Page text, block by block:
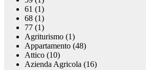
61 (1)
68 (1)
77 (1)
Agriturismo (1)
Appartamento (48)
Attico (10)
Azienda Agricola (16)